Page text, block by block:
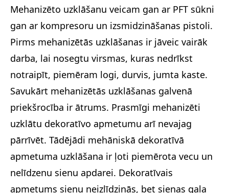
Mehanizēto uzklāšanu veicam gan ar PFT sūkni
gan ar kompresoru un izsmidzināšanas pistoli.
Pirms mehanizētās uzklāšanas ir jāveic vairāk
darba, lai nosegtu virsmas, kuras nedrīkst
notraipīt, piemēram logi, durvis, jumta kaste.
Savukārt mehanizētās uzklāšanas galvenā
priekšrocība ir ātrums. Prasmīgi mehanizēti
uzklātu dekoratīvo apmetumu arī nevajag
pārrīvēt. Tādējādi mehāniskā dekoratīvā
apmetuma uzklāšana ir ļoti piemērota vecu un
nelīdzenu sienu apdarei. Dekoratīvais
apmetums sienu neizlīdzinās, bet sienas gala